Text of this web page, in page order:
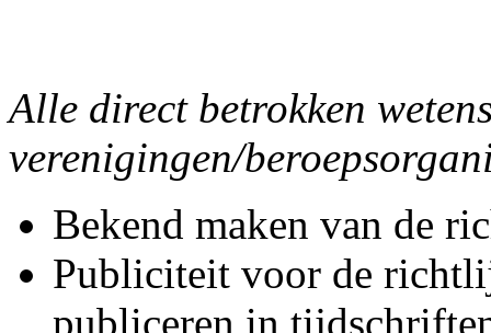
Alle direct betrokken
verenigingen/
Bekend maken van de
Publiciteit voor de
publiceren in